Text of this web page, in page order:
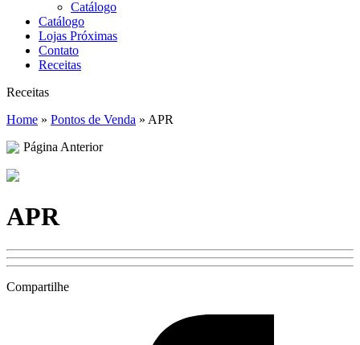
Catálogo
Catálogo
Lojas Próximas
Contato
Receitas
Receitas
Home » Pontos de Venda » APR
Página Anterior
APR
Compartilhe